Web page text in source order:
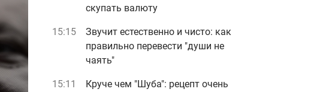
скупать валюту
15:15
Звучит естественно и чисто: как
правильно перевести "души не
чаять"
15:11
Круче чем "Шуба": рецепт очень